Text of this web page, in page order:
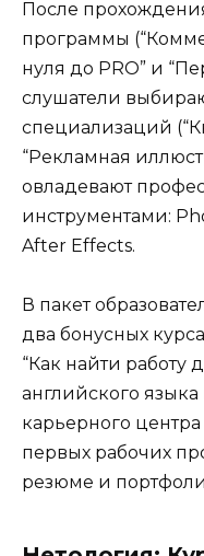
После
программы
нуля до PRO” и
слушатели
специализаций
“Рекламная
овладевают
инструментами:
After Effects.
В пакет
два бонусных
“Как найти работу
английского
карьерного
первых рабочих
резюме и